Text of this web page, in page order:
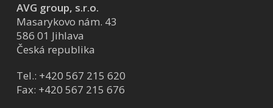
AVG group, s.r.o.
Masarykovo nám. 43
586 01 Jihlava
Česká republika
Tel.: +420 567 215 620
Fax: +420 567 215 676